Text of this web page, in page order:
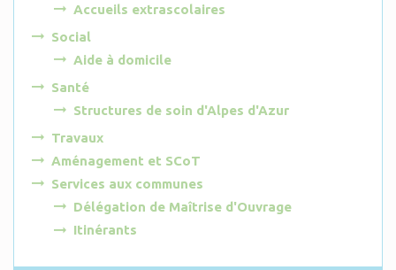
Accueils extrascolaires
Social
Aide à domicile
Santé
Structures de soin d'Alpes d'Azur
Travaux
Aménagement et SCoT
Services aux communes
Délégation de Maîtrise d'Ouvrage
Itinérants